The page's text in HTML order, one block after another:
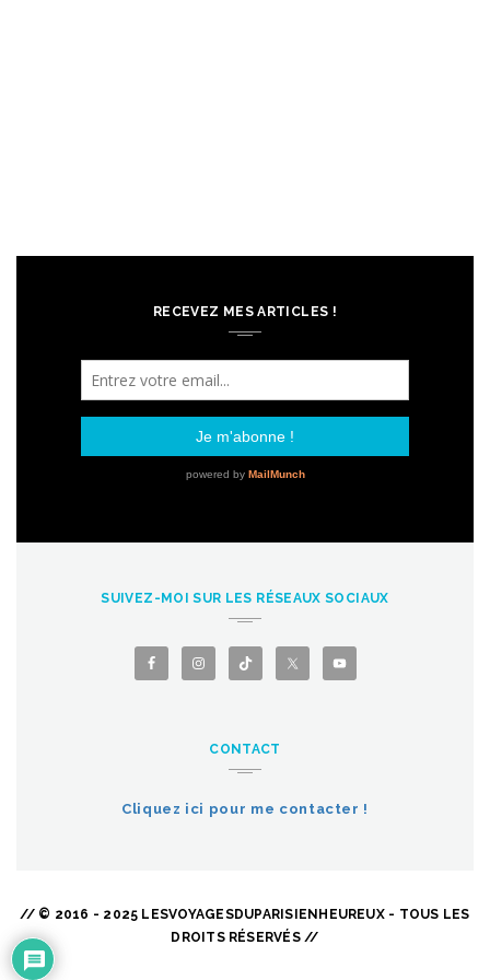
RECEVEZ MES ARTICLES !
SUIVEZ-MOI SUR LES RÉSEAUX SOCIAUX
CONTACT
Cliquez ici pour me contacter !
// © 2016 - 2025 LESVOYAGESDUPARISIENHEUREUX - TOUS LES
DROITS RÉSERVÉS //